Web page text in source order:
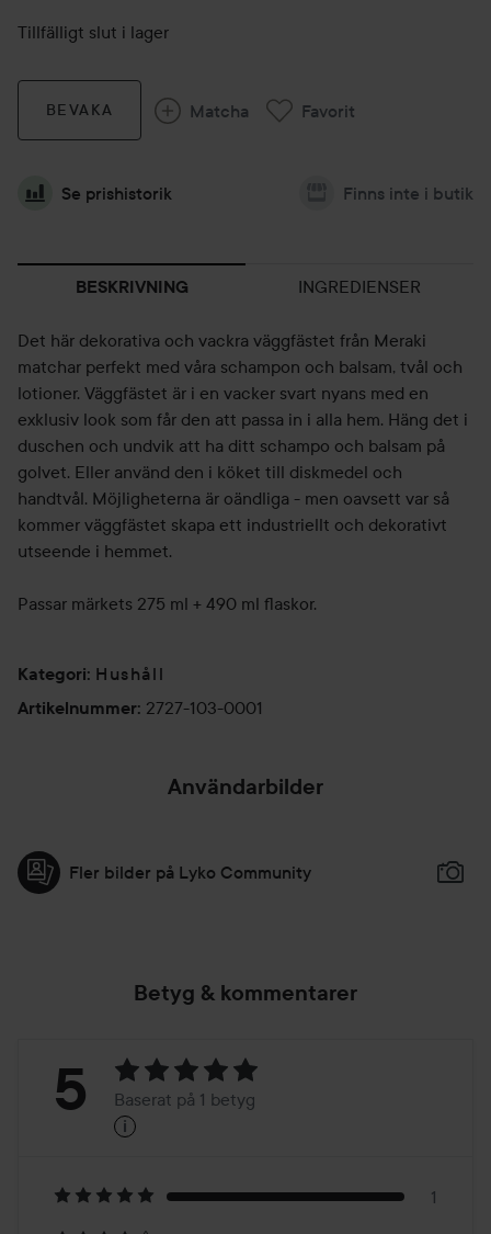
Tillfälligt slut i lager
BEVAKA Matcha Favorit
Se prishistorik Finns inte i butik
BESKRIVNING INGREDIENSER
Det här dekorativa och vackra väggfästet från Meraki
matchar perfekt med våra schampon och balsam, tvål och
lotioner. Väggfästet är i en vacker svart nyans med en
exklusiv look som får den att passa in i alla hem. Häng det i
duschen och undvik att ha ditt schampo och balsam på
golvet. Eller använd den i köket till diskmedel och
handtvål. Möjligheterna är oändliga - men oavsett var så
kommer väggfästet skapa ett industriellt och dekorativt
utseende i hemmet.
Passar märkets 275 ml + 490 ml flaskor.
Kategori: Hushåll
Artikelnummer: 2727-103-0001
Användarbilder
Fler bilder på Lyko Community
Betyg & kommentarer
Betyg:
Baserat
på
5 Baserat på 1 betyg
i
1